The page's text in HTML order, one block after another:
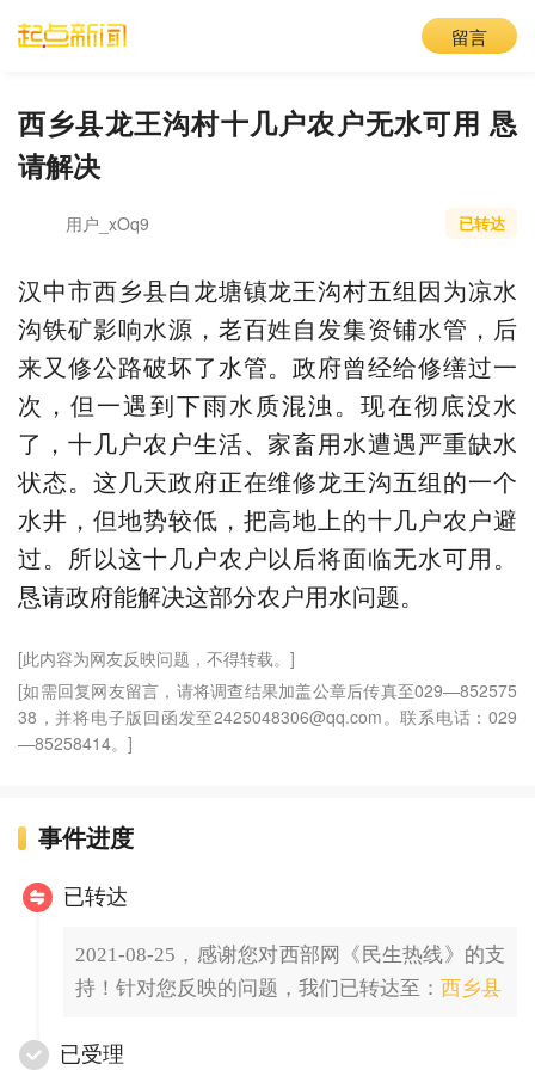
留言
西乡县龙王沟村十几户农户无水可用 恳
请解决
用户_xOq9 已转达
汉中市西乡县白龙塘镇龙王沟村五组因为凉水
沟铁矿影响水源，老百姓自发集资铺水管，后
来又修公路破坏了水管。政府曾经给修缮过一
次，但一遇到下雨水质混浊。现在彻底没水
了，十几户农户生活、家畜用水遭遇严重缺水
状态。这几天政府正在维修龙王沟五组的一个
水井，但地势较低，把高地上的十几户农户避
过。所以这十几户农户以后将面临无水可用。
恳请政府能解决这部分农户用水问题。
[此内容为网友反映问题，不得转载。]
[如需回复网友留言，请将调查结果加盖公章后传真至029—852575
38，并将电子版回函发至2425048306@qq.com。联系电话：029
—85258414。]
事件进度
已转达
2021-08-25，感谢您对西部网《民生热线》的支
持！针对您反映的问题，我们已转达至： 西乡县
已受理